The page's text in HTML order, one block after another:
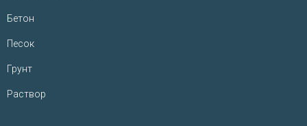
Бетон
Песок
Грунт
Раствор